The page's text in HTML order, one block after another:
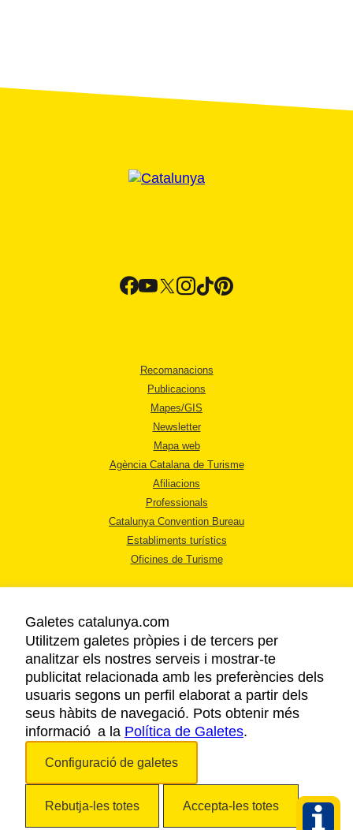
Recomanacions
Publicacions
Mapes/GIS
Newsletter
Mapa web
Agència Catalana de Turisme
Afiliacions
Professionals
Catalunya Convention Bureau
Establiments turístics
Oficines de Turisme
AVÍS LEGAL
POLÍTICA DE PRIVACITAT
COOKIES
ACCESSIBILITAT
Galetes catalunya.com
Utilitzem galetes pròpies i de tercers per
analitzar els nostres serveis i mostrar-te
publicitat relacionada amb les preferències dels
usuaris segons un perfil elaborat a partir dels
seus hàbits de navegació. Pots obtenir més
informació a la Política de Galetes.
Configuració de galetes
Rebutja-les totes Accepta-les totes